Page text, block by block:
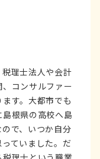
理士法人や会計
コンサルファー
す。大都市でも
根県の高校へ島
で、いつか自分
ていました。だ